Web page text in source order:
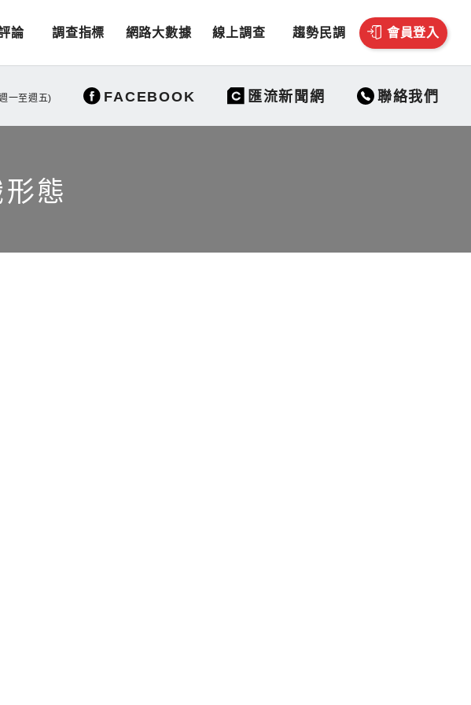
論 調查指標 網路大數據 線上調查 趨勢民調 會員登入
一至週五) FACEBOOK 匯流新聞網 聯絡我們
態